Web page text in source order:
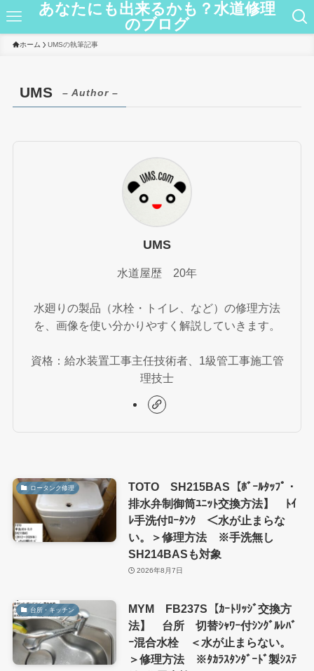
あなたにも出来るかも？水道修理
のブログ
ホーム UMSの執筆記事
UMS – Author –
UMS
水道屋歴 20年
水廻りの製品（水栓・トイレ、など）の修理方法
を、画像を使い分かりやすく解説していきます。
資格：給水装置工事主任技術者、1級管工事施工管
理技士
ロータンク修理
TOTO SH215BAS【ﾎﾞｰﾙﾀｯﾌﾟ・
排水弁制御筒ﾕﾆｯﾄ交換方法】 ﾄｲ
ﾚ手洗付ﾛｰﾀﾝｸ ＜水が止まらな
い。＞修理方法 ※手洗無し
SH214BASも対象
2026年8月7日
台所・キッチン
MYM FB237S【ｶｰﾄﾘｯｼﾞ交換方
法】 台所 切替ｼｬﾜｰ付ｼﾝｸﾞﾙﾚﾊﾞ
ｰ混合水栓 ＜水が止まらない。
＞修理方法 ※ﾀｶﾗｽﾀﾝﾀﾞｰﾄﾞ製ｼｽﾃ